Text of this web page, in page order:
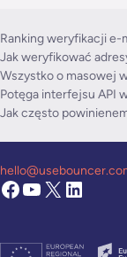
Ranking weryfikacji e-
Jak weryfikować
Wszystko o masowej
Potęga interfejsu API
Jak często